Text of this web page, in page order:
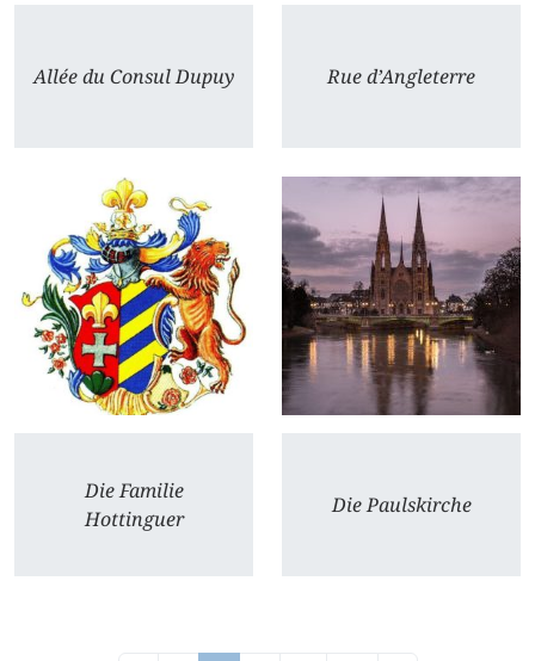
Allée du Consul Dupuy Rue d’Angleterre
Die Familie
Hottinguer
Die Paulskirche